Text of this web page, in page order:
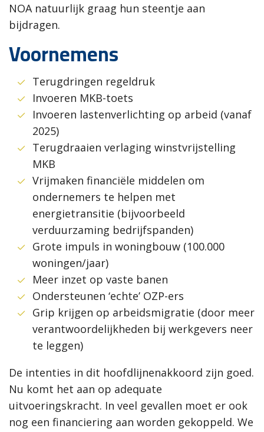
NOA natuurlijk graag hun steentje aan
bijdragen.
Voornemens
Terugdringen regeldruk
Invoeren MKB-toets
Invoeren lastenverlichting op arbeid (vanaf
2025)
Terugdraaien verlaging winstvrijstelling
MKB
Vrijmaken financiële middelen om
ondernemers te helpen met
energietransitie (bijvoorbeeld
verduurzaming bedrijfspanden)
Grote impuls in woningbouw (100.000
woningen/jaar)
Meer inzet op vaste banen
Ondersteunen ‘echte’ OZP-ers
Grip krijgen op arbeidsmigratie (door meer
verantwoordelijkheden bij werkgevers neer
te leggen)
De intenties in dit hoofdlijnenakkoord zijn goed.
Nu komt het aan op adequate
uitvoeringskracht. In veel gevallen moet er ook
nog een financiering aan worden gekoppeld. We